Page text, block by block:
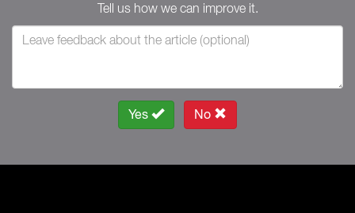
Tell us how we can improve it.
Yes No